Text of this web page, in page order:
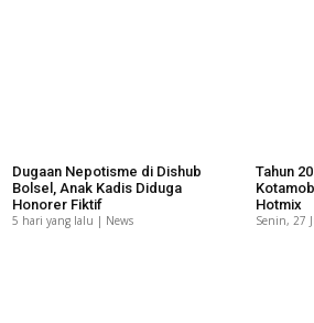
Dugaan Nepotisme di Dishub
Bolsel, Anak Kadis Diduga
Honorer Fiktif
5 hari yang lalu | News
Tahun
Hotmix
Senin, 27